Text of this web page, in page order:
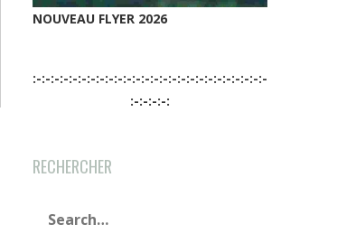
NOUVEAU FLYER 2026
:-:-:-:-:-:-:-:-:-:-:-:-:-:-:-:-:-:-:-:-:-:-:-:-:-:-
:-:-:-:-:
RECHERCHER